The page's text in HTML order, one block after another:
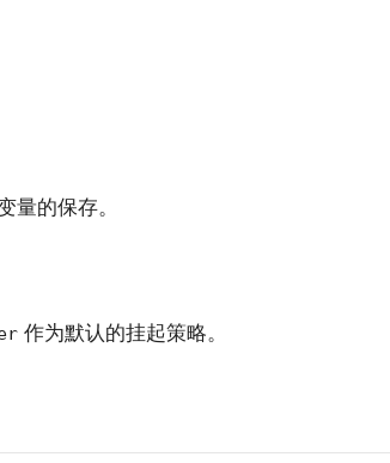
量的保存。
作为默认的挂起策略。